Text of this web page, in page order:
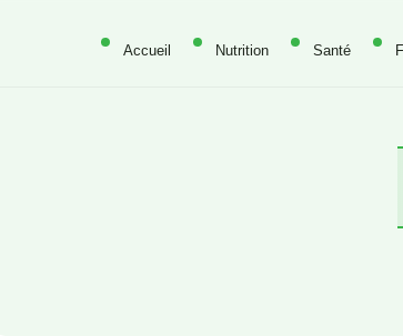
Accueil Nutrition Santé